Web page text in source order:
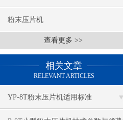
粉末压片机
查看更多 >>
相关文章
RELEVANT ARTICLES
YP-8T粉末压片机适用标准